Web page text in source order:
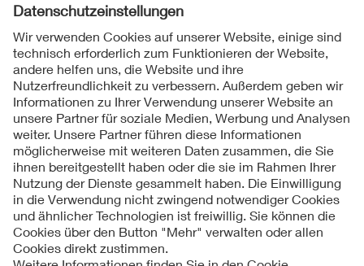
Folgen Sie uns
Kontakte
Service
Impressum